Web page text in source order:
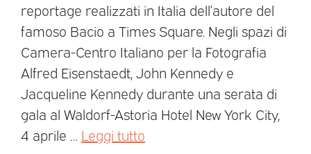
reportage realizzati in Italia dell’autore del
famoso Bacio a Times Square. Negli spazi di
Camera-Centro Italiano per la Fotografia
Alfred Eisenstaedt, John Kennedy e
Jacqueline Kennedy durante una serata di
gala al Waldorf-Astoria Hotel New York City,
4 aprile … Leggi tutto